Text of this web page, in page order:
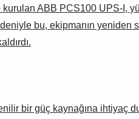
ABB PCS100 UPS-I,
bu, ekipmanın yeniden
bir güç kaynağına ihtiyaç